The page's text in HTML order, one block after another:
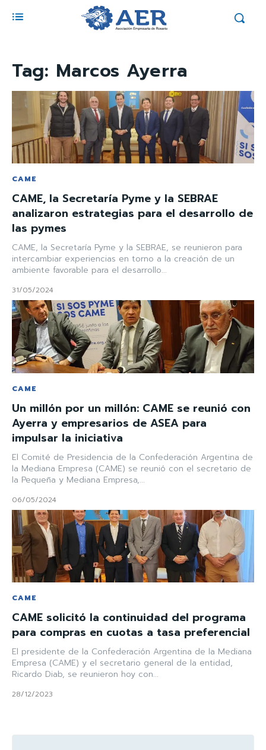
Tag: Marcos Ayerra
CAME
CAME, la Secretaría Pyme y la SEBRAE
analizaron estrategias para el desarrollo de
las pymes
CAME, la Secretaría Pyme y la SEBRAE, se reunieron para
intercambiar experiencias en torno a la creación de un
ambiente favorable para el desarrollo...
31/05/2024
CAME
Un millón por un millón: CAME se reunió con
Ayerra y empresarios de ASEA para
impulsar la iniciativa
El Comité de Presidencia de la Confederación Argentina de
la Mediana Empresa (CAME) se reunió con el secretario de
la Pequeña y Mediana Empresa,...
06/05/2024
CAME
CAME solicitó la continuidad del programa
para compras en cuotas a tasa preferencial
El presidente de la Confederación Argentina de la Mediana
Empresa (CAME) y el secretario general de la entidad,
Ricardo Diab, se reunieron hoy con...
28/12/2023